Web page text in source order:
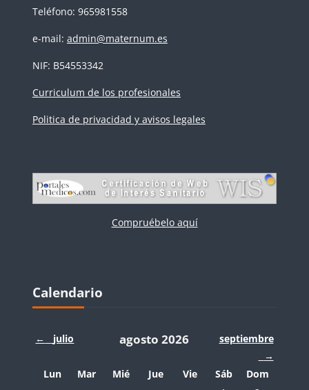
Teléfono: 965981558
e-mail: admin@maternum.es
NIF: B54553342
Curriculum de los profesionales
Politica de privacidad y avisos legales
Compruébelo aquí
Bloques
Calendario
← julio agosto 2026
septiembre
→
Lunes
Lun Martes
Mar Miércoles
Mié Jueves
Jue Viernes
Vie Sábado
Sáb Domingo
Dom